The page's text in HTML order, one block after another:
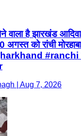
वाला है झारखंड
अगस्त को रांची
| Aug 7, 2026